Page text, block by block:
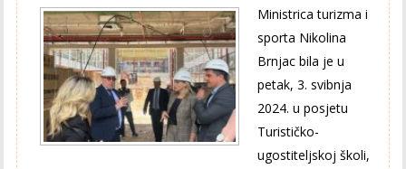
Ministrica turizma i
sporta Nikolina
Brnjac bila je u
petak, 3. svibnja
2024. u posjetu
Turističko-
ugostiteljskoj školi,